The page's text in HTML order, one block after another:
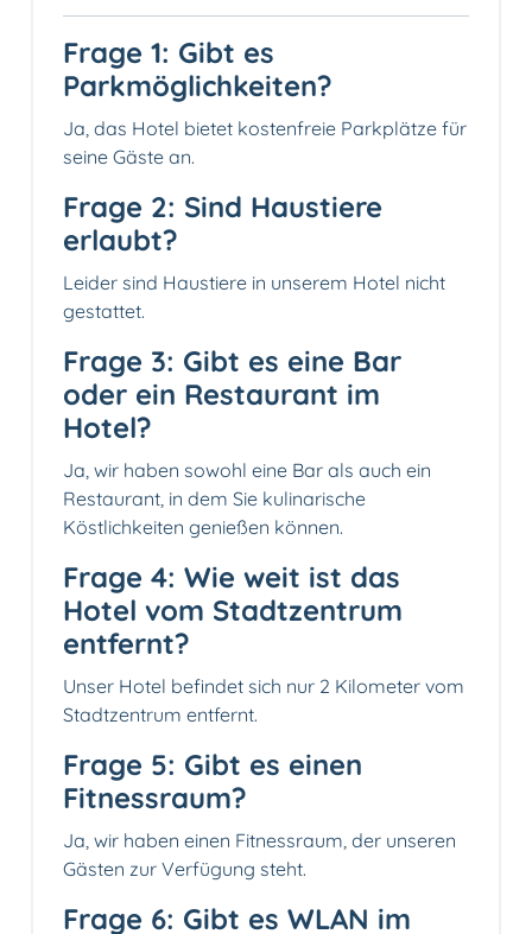
Frage 1: Gibt es
Parkmöglichkeiten?
Ja, das Hotel bietet kostenfreie Parkplätze für
seine Gäste an.
Frage 2: Sind Haustiere
erlaubt?
Leider sind Haustiere in unserem Hotel nicht
gestattet.
Frage 3: Gibt es eine Bar
oder ein Restaurant im
Hotel?
Ja, wir haben sowohl eine Bar als auch ein
Restaurant, in dem Sie kulinarische
Köstlichkeiten genießen können.
Frage 4: Wie weit ist das
Hotel vom Stadtzentrum
entfernt?
Unser Hotel befindet sich nur 2 Kilometer vom
Stadtzentrum entfernt.
Frage 5: Gibt es einen
Fitnessraum?
Ja, wir haben einen Fitnessraum, der unseren
Gästen zur Verfügung steht.
Frage 6: Gibt es WLAN im